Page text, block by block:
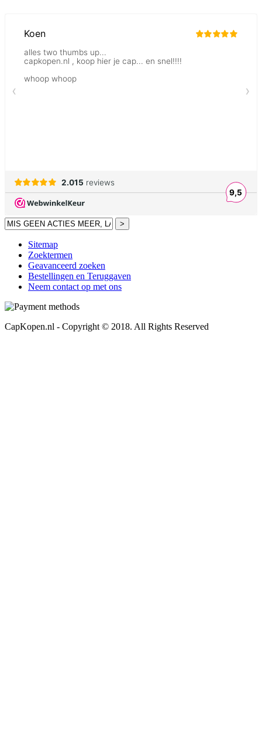
>
Sitemap
Zoektermen
Geavanceerd zoeken
Bestellingen en Teruggaven
Neem contact op met ons
CapKopen.nl - Copyright © 2018. All Rights Reserved